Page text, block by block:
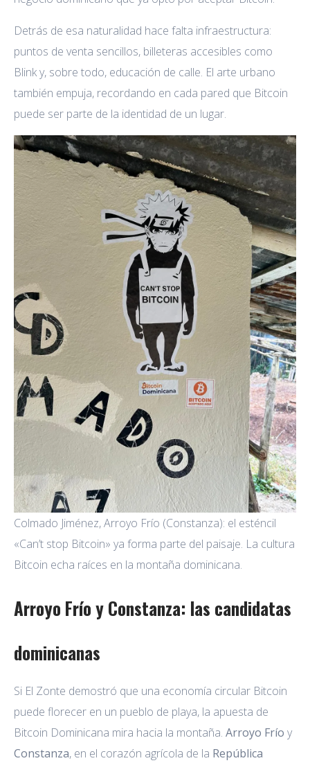
Detrás de esa naturalidad hace falta infraestructura:
puntos de venta sencillos, billeteras accesibles como
Blink y, sobre todo, educación de calle. El arte urbano
también empuja, recordando en cada pared que Bitcoin
puede ser parte de la identidad de un lugar.
Colmado Jiménez, Arroyo Frío (Constanza): el esténcil
«Can’t stop Bitcoin» ya forma parte del paisaje. La cultura
Bitcoin echa raíces en la montaña dominicana.
Arroyo Frío y Constanza: las candidatas
dominicanas
Si El Zonte demostró que una economía circular Bitcoin
puede florecer en un pueblo de playa, la apuesta de
Bitcoin Dominicana mira hacia la montaña. Arroyo Frío y
Constanza, en el corazón agrícola de la República